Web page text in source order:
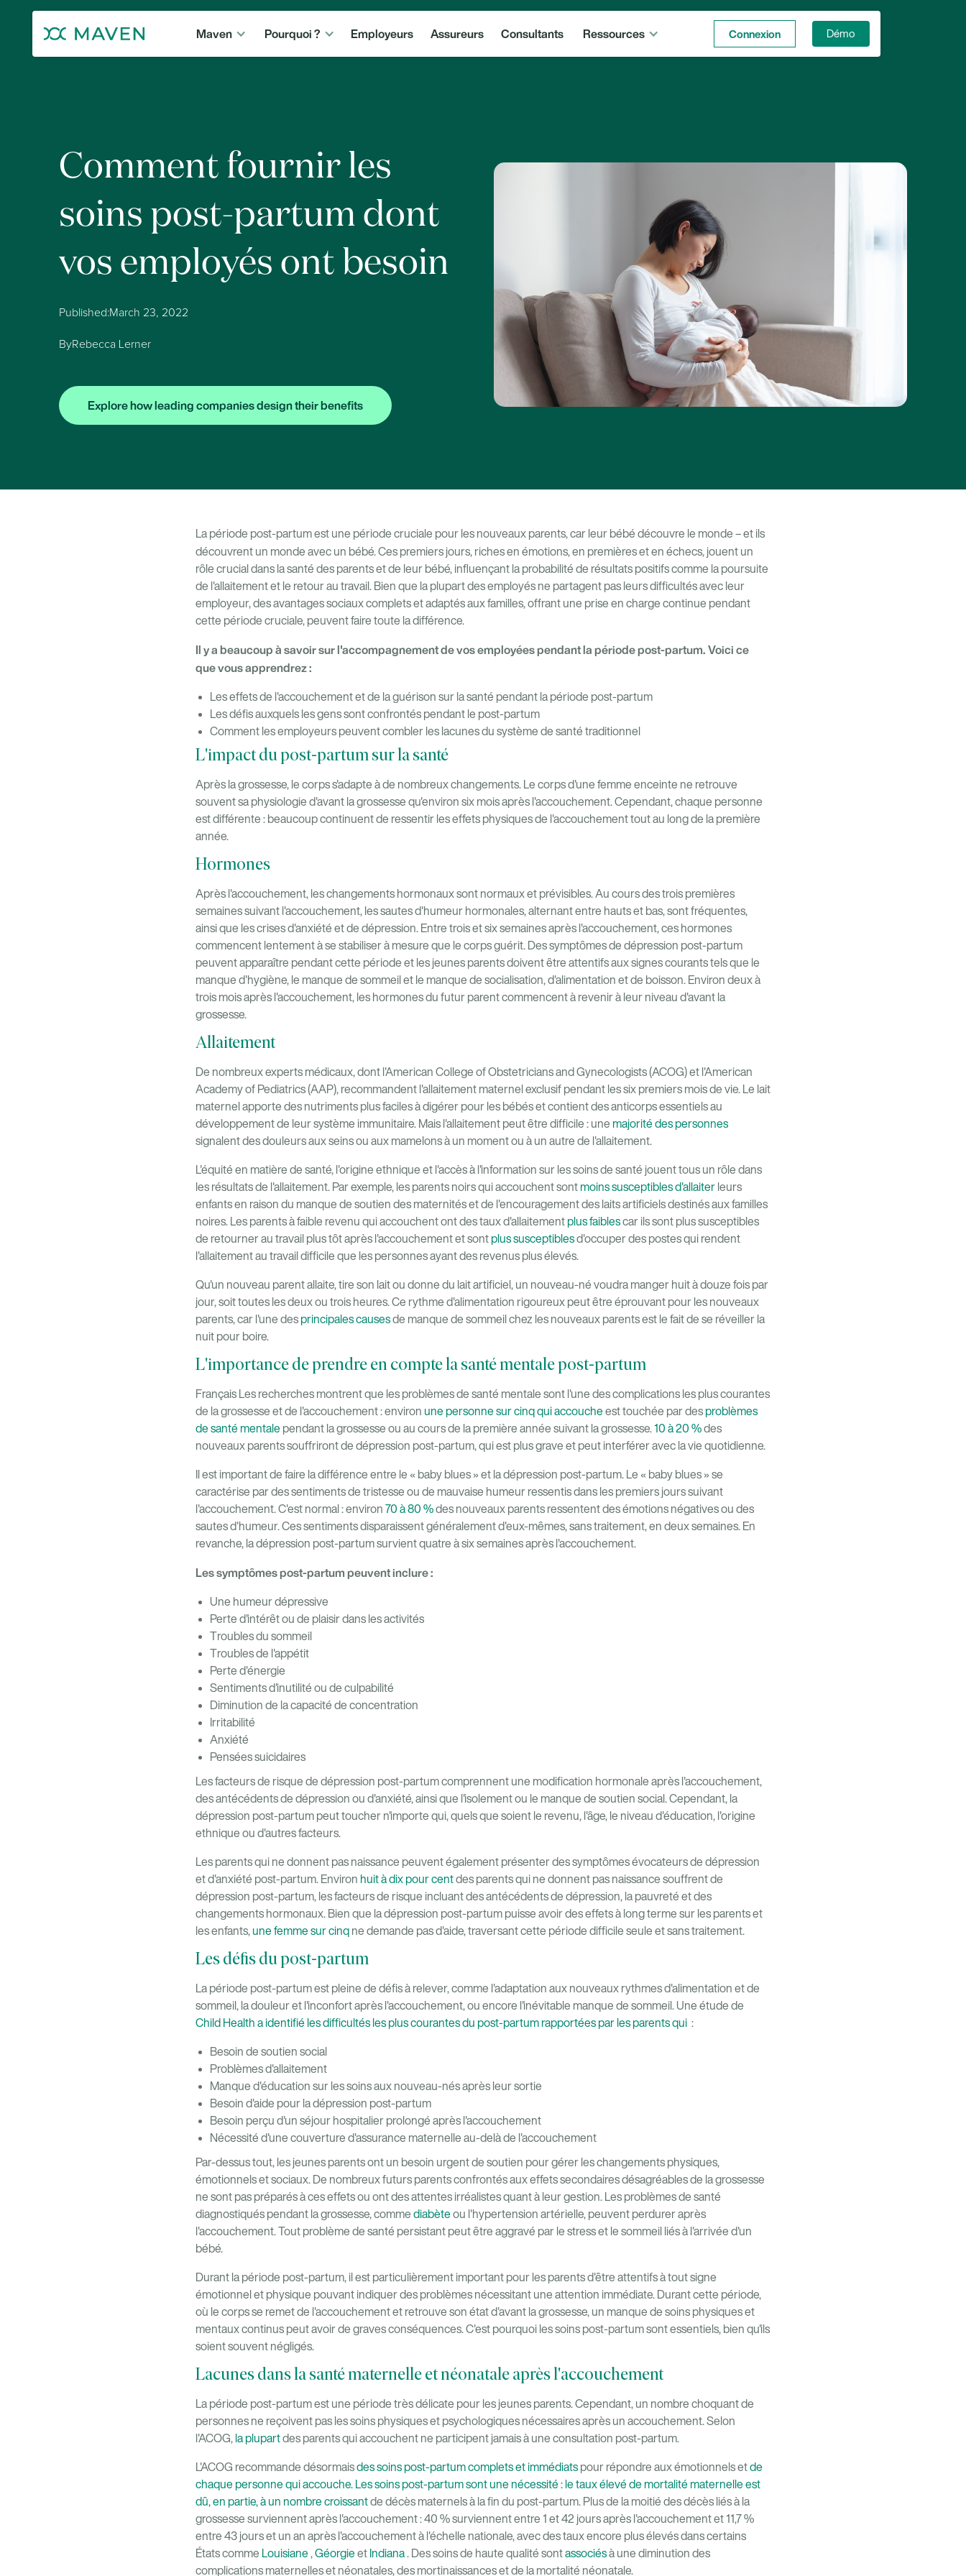
Maven Pourquoi ? Employeurs Assureurs Consultants Ressources Connexion Démo
Comment fournir les
soins post-partum dont
vos employés ont besoin
Published:March 23, 2022
ByRebecca Lerner
Explore how leading companies design their benefits
La période post-partum est une période cruciale pour les nouveaux parents, car leur bébé découvre le monde – et ils
découvrent un monde avec un bébé.Ces premiers jours, riches en émotions, en premières et en échecs, jouent un
rôle crucial dans la santé des parents et de leur bébé, influençant la probabilité de résultats positifs comme la poursuite
de l'allaitement et le retour au travail. Bien que la plupart des employés ne partagent pas leurs difficultés avec leur
employeur, des avantages sociaux complets et adaptés aux familles, offrant une prise en charge continue pendant
cette période cruciale, peuvent faire toute la différence.
Il y a beaucoup à savoir sur l'accompagnement de vos employées pendant la période post-partum. Voici ce
que vous apprendrez :
Les effets de l'accouchement et de la guérison sur la santé pendant la période post-partum
Les défis auxquels les gens sont confrontés pendant le post-partum
Comment les employeurs peuvent combler les lacunes du système de santé traditionnel
L'impact du post-partum sur la santé
Après la grossesse, le corps s'adapte à de nombreux changements. Le corps d'une femme enceinte ne retrouve
souvent sa physiologie d'avant la grossesse qu'environ six mois après l'accouchement. Cependant, chaque personne
est différente : beaucoup continuent de ressentir les effets physiques de l'accouchement tout au long de la première
année.
Hormones
Après l'accouchement, les changements hormonaux sont normaux et prévisibles. Au cours des trois premières
semaines suivant l'accouchement, les sautes d'humeur hormonales, alternant entre hauts et bas, sont fréquentes,
ainsi que les crises d'anxiété et de dépression. Entre trois et six semaines après l'accouchement, ces hormones
commencent lentement à se stabiliser à mesure que le corps guérit. Des symptômes de dépression post-partum
peuvent apparaître pendant cette période et les jeunes parents doivent être attentifs aux signes courants tels que le
manque d'hygiène, le manque de sommeil et le manque de socialisation, d'alimentation et de boisson. Environ deux à
trois mois après l'accouchement, les hormones du futur parent commencent à revenir à leur niveau d'avant la
grossesse.
Allaitement
De nombreux experts médicaux, dont l'American College of Obstetricians and Gynecologists (ACOG) et l'American
Academy of Pediatrics (AAP), recommandent l'allaitement maternel exclusif pendant les six premiers mois de vie. Le lait
maternel apporte des nutriments plus faciles à digérer pour les bébés et contient des anticorps essentiels au
développement de leur système immunitaire. Mais l'allaitement peut être difficile : une majorité des personnes
signalent des douleurs aux seins ou aux mamelons à un moment ou à un autre de l'allaitement.
L'équité en matière de santé, l'origine ethnique et l'accès à l'information sur les soins de santé jouent tous un rôle dans
les résultats de l'allaitement. Par exemple, les parents noirs qui accouchent sont moins susceptibles d'allaiter leurs
enfants en raison du manque de soutien des maternités et de l'encouragement des laits artificiels destinés aux familles
noires. Les parents à faible revenu qui accouchent ont des taux d'allaitement plus faiblescar ils sont plus susceptibles
de retourner au travail plus tôt après l'accouchement et sont plus susceptiblesd'occuper des postes qui rendent
l'allaitement au travail difficile que les personnes ayant des revenus plus élevés.
Qu'un nouveau parent allaite, tire son lait ou donne du lait artificiel, un nouveau-né voudra manger huit à douze fois par
jour, soit toutes les deux ou trois heures. Ce rythme d'alimentation rigoureux peut être éprouvant pour les nouveaux
parents, car l'une des principales causesde manque de sommeil chez les nouveaux parents est le fait de se réveiller la
nuit pour boire.
L'importance de prendre en compte la santé mentale post-partum
Français Les recherches montrent que les problèmes de santé mentale sont l'une des complications les plus courantes
de la grossesse et de l'accouchement : environ une personne sur cinq qui accoucheest touchée par des problèmes
de santé mentale pendant la grossesse ou au cours de la première année suivant la grossesse.10 à 20 %des
nouveaux parents souffriront de dépression post-partum, qui est plus grave et peut interférer avec la vie quotidienne.
Il est important de faire la différence entre le « baby blues » et la dépression post-partum. Le « baby blues » se
caractérise par des sentiments de tristesse ou de mauvaise humeur ressentis dans les premiers jours suivant
l'accouchement. C'est normal : environ 70 à 80 %des nouveaux parents ressentent des émotions négatives ou des
sautes d'humeur. Ces sentiments disparaissent généralement d'eux-mêmes, sans traitement, en deux semaines. En
revanche, la dépression post-partum survient quatre à six semaines après l'accouchement.
Les symptômes post-partum peuvent inclure :
Une humeur dépressive
Perte d'intérêt ou de plaisir dans les activités
Troubles du sommeil
Troubles de l'appétit
Perte d'énergie
Sentiments d'inutilité ou de culpabilité
Diminution de la capacité de concentration
Irritabilité
Anxiété
Pensées suicidaires
Les facteurs de risque de dépression post-partum comprennent une modification hormonale après l'accouchement,
des antécédents de dépression ou d'anxiété, ainsi que l'isolement ou le manque de soutien social. Cependant, la
dépression post-partum peut toucher n'importe qui, quels que soient le revenu, l'âge, le niveau d'éducation, l'origine
ethnique ou d'autres facteurs.
Les parents qui ne donnent pas naissance peuvent également présenter des symptômes évocateurs de dépression
et d'anxiété post-partum. Environ huit à dix pour centdes parents qui ne donnent pas naissance souffrent de
dépression post-partum, les facteurs de risque incluant des antécédents de dépression, la pauvreté et des
changements hormonaux. Bien que la dépression post-partum puisse avoir des effets à long terme sur les parents et
les enfants, une femme sur cinq ne demande pas d'aide, traversant cette période difficile seule et sans traitement.
Les défis du post-partum
La période post-partum est pleine de défis à relever, comme l'adaptation aux nouveaux rythmes d'alimentation et de
sommeil, la douleur et l'inconfort après l'accouchement, ou encore l'inévitable manque de sommeil. Une étude de
Child Health a identifié les difficultés les plus courantes du post-partum rapportées par les parents qui :
Besoin de soutien social
Problèmes d'allaitement
Manque d'éducation sur les soins aux nouveau-nés après leur sortie
Besoin d'aide pour la dépression post-partum
Besoin perçu d'un séjour hospitalier prolongé après l'accouchement
Nécessité d'une couverture d'assurance maternelle au-delà de l'accouchement
Par-dessus tout, les jeunes parents ont un besoin urgent de soutien pour gérer les changements physiques,
émotionnels et sociaux. De nombreux futurs parents confrontés aux effets secondaires désagréables de la grossesse
ne sont pas préparés à ces effets ou ont des attentes irréalistes quant à leur gestion. Les problèmes de santé
diagnostiqués pendant la grossesse, comme diabèteou l'hypertension artérielle, peuvent perdurer après
l'accouchement. Tout problème de santé persistant peut être aggravé par le stress et le sommeil liés à l'arrivée d'un
bébé.
Durant la période post-partum, il est particulièrement important pour les parents d'être attentifs à tout signe
émotionnel et physique pouvant indiquer des problèmes nécessitant une attention immédiate. Durant cette période,
où le corps se remet de l'accouchement et retrouve son état d'avant la grossesse, un manque de soins physiques et
mentaux continus peut avoir de graves conséquences. C'est pourquoi les soins post-partum sont essentiels, bien qu'ils
soient souvent négligés.
Lacunes dans la santé maternelle et néonatale après l'accouchement
La période post-partum est une période très délicate pour les jeunes parents. Cependant, un nombre choquant de
personnes ne reçoivent pas les soins physiques et psychologiques nécessaires après un accouchement. Selon
l'ACOG, la plupartdes parents qui accouchent ne participent jamais à une consultation post-partum.
L'ACOG recommande désormaisdes soins post-partum complets et immédiats pour répondre aux émotionnels etde
chaque personne qui accouche. Les soins post-partum sont une nécessité : le taux élevé de mortalité maternelle est
dû, en partie, à un nombre croissantde décès maternels à la fin du post-partum. Plus de la moitié des décès liés à la
grossesse surviennent après l'accouchement : 40 % surviennent entre 1 et 42 jours après l'accouchement et 11,7 %
entre 43 jours et un an après l'accouchement à l'échelle nationale, avec des taux encore plus élevés dans certains
États comme Louisiane,Géorgieet Indiana. Des soins de haute qualité sontassociésà une diminution des
complications maternelles et néonatales, des mortinaissances et de la mortalité néonatale.